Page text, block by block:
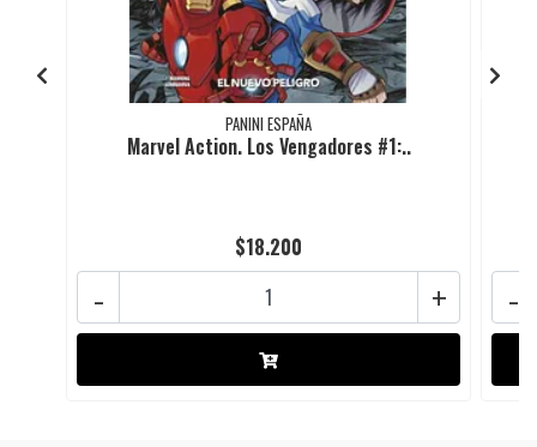
PANINI ESPAÑA
Marvel Action. Los Vengadores #1:..
$18.200
+
- -